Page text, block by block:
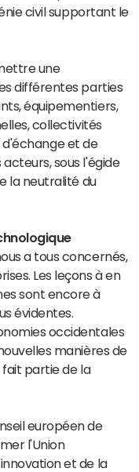
civil supportant le
une
différentes parties
équipementiers,
collectivités
d'échange et de
sous l'égide
la neutralité du
a tous concernés,
Les leçons à en
sont encore à
évidentes.
occidentales
manières de
fait partie de la
européen de
l'Union
et de la